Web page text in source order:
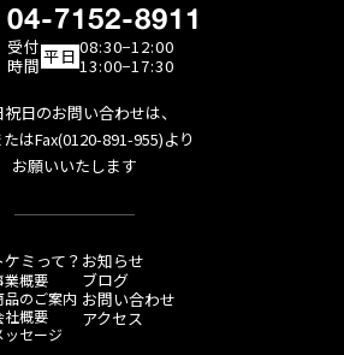
04-7152-8911
受付
時間平日 08:30−12:00
13:00−17:30
日のお問い合わせは、
はFax(0120-891-955)より
お願いいたします
ケミって？
業概要
品のご案内
社概要
ッセージ
お知らせ
ブログ
お問い合わせ
アクセス